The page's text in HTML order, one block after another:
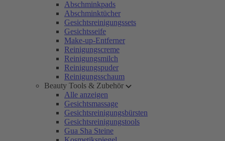
Abschminkpads
Abschminktücher
Gesichtsreinigungssets
Gesichtsseife
Make-up-Entferner
Reinigungscreme
Reinigungsmilch
Reinigungspuder
Reinigungsschaum
Beauty Tools & Zubehör
Alle anzeigen
Gesichtsmassage
Gesichtsreinigungsbürsten
Gesichtsreinigungstools
Gua Sha Steine